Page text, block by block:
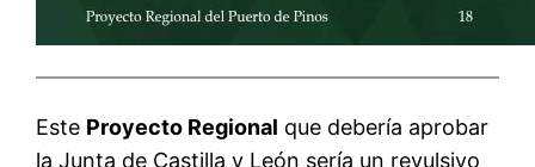
Este Proyecto Regional que debería aprobar
la Junta de Castilla y León sería un revulsivo